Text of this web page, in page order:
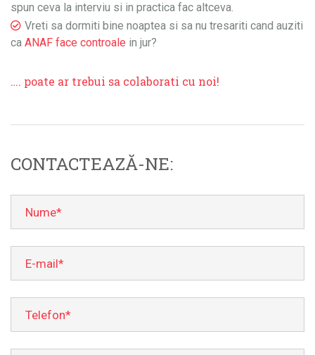
spun ceva la interviu si in practica fac altceva.
Vreti sa dormiti bine noaptea si sa nu tresariti cand auziti
ca ANAF face controale in jur?
…. poate ar trebui sa colaborati cu noi!
CONTACTEAZĂ-NE: